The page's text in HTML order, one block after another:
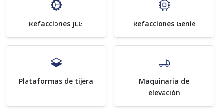
Refacciones JLG Refacciones Genie
Plataformas de tijera
Maquinaria de
elevación